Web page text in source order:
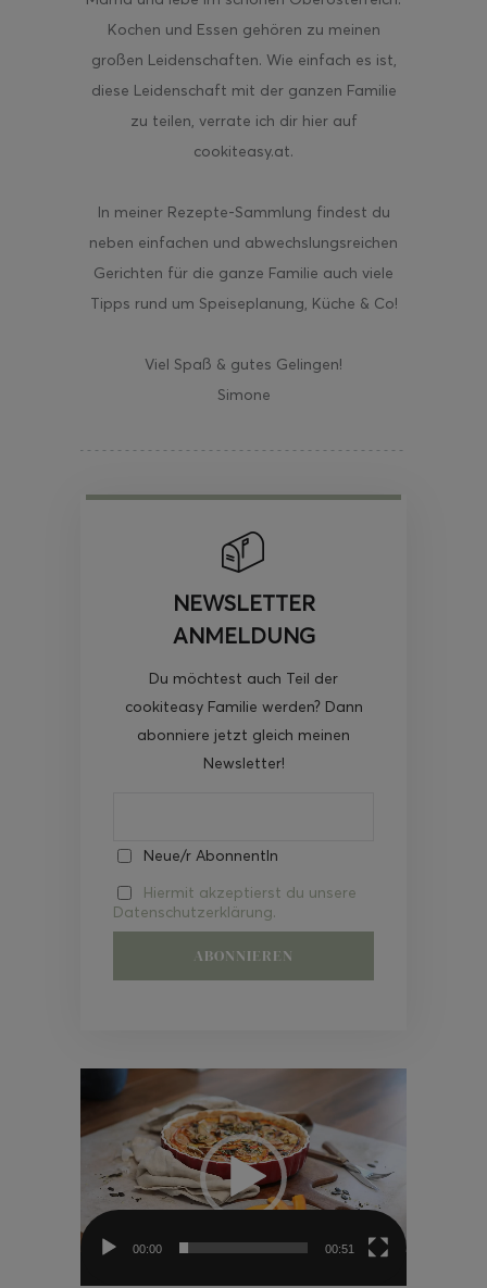
Kochen und Essen gehören zu meinen
großen Leidenschaften. Wie einfach es ist,
diese Leidenschaft mit der ganzen Familie
zu teilen, verrate ich dir hier auf
cookiteasy.at.
In meiner Rezepte-Sammlung findest du
neben einfachen und abwechslungsreichen
Gerichten für die ganze Familie auch viele
Tipps rund um Speiseplanung, Küche & Co!
Viel Spaß & gutes Gelingen!
Simone
NEWSLETTER
ANMELDUNG
Du möchtest auch Teil der
cookiteasy Familie werden? Dann
abonniere jetzt gleich meinen
Newsletter!
Neue/r AbonnentIn
Hiermit akzeptierst du unsere
Datenschutzerklärung.
Video-
00:00 00:51